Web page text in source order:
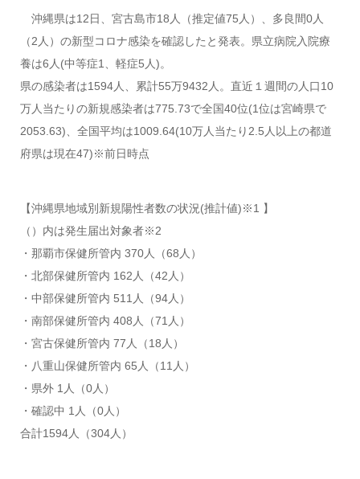
沖縄県は12日、宮古島市18人（推定値75人）、多良間0人
（2人）の新型コロナ感染を確認したと発表。県立病院入院療
養は6人(中等症1、軽症5人)。
県の感染者は1594人、累計55万9432人。直近１週間の人口10
万人当たりの新規感染者は775.73で全国40位(1位は宮崎県で
2053.63)、全国平均は1009.64(10万人当たり2.5人以上の都道
府県は現在47)※前日時点
【沖縄県地域別新規陽性者数の状況(推計値)※1 】
（）内は発生届出対象者※2
・那覇市保健所管内 370人（68人）
・北部保健所管内 162人（42人）
・中部保健所管内 511人（94人）
・南部保健所管内 408人（71人）
・宮古保健所管内 77人（18人）
・八重山保健所管内 65人（11人）
・県外 1人（0人）
・確認中 1人（0人）
合計1594人（304人）